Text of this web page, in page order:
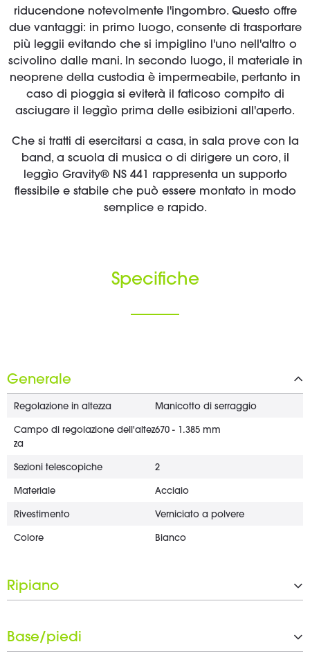
riducendone notevolmente l'ingombro. Questo offre
due vantaggi: in primo luogo, consente di trasportare
più leggii evitando che si impiglino l'uno nell'altro o
scivolino dalle mani. In secondo luogo, il materiale in
neoprene della custodia è impermeabile, pertanto in
caso di pioggia si eviterà il faticoso compito di
asciugare il leggìo prima delle esibizioni all'aperto.
Che si tratti di esercitarsi a casa, in sala prove con la
band, a scuola di musica o di dirigere un coro, il
leggìo Gravity® NS 441 rappresenta un supporto
flessibile e stabile che può essere montato in modo
semplice e rapido.
Specifiche
Generale
Regolazione in altezza Manicotto di serraggio
Campo di regolazione dell'altez
za
670 - 1.385 mm
Sezioni telescopiche 2
Materiale Acciaio
Rivestimento Verniciato a polvere
Colore Bianco
Ripiano
Larghezza
Base/piedi